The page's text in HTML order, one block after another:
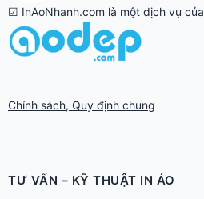
☑ InAoNhanh.com là một dịch vụ của
Chính sách, Quy định chung
TƯ VẤN – KỸ THUẬT IN ÁO